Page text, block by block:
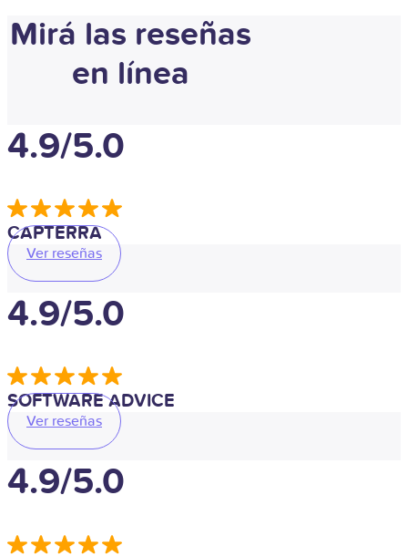
Mirá las reseñas
en línea
4.9/5.0
CAPTERRA
Ver reseñas
4.9/5.0
SOFTWARE ADVICE
Ver reseñas
4.9/5.0